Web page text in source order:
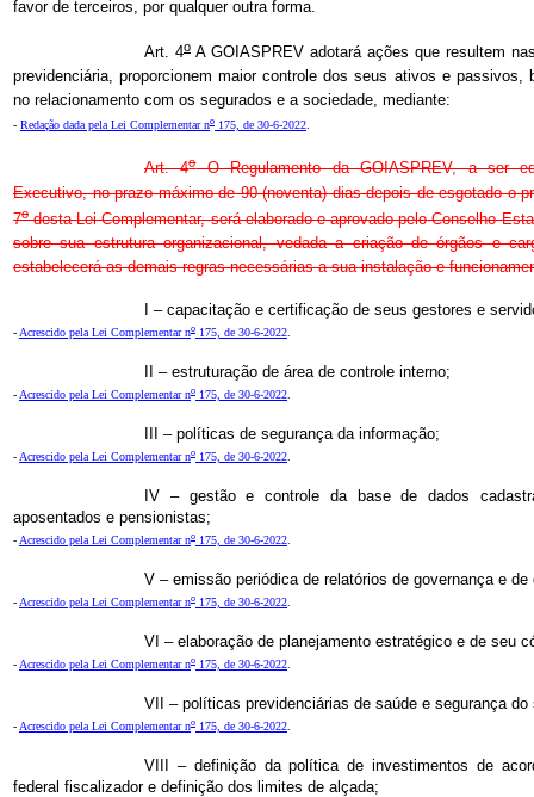
favor de terceiros, por qualquer outra forma.
Art. 4o A GOIASPREV adotará ações que resultem
previdenciária, proporcionem maior controle dos seus ativos e passivos,
no relacionamento com os segurados e a sociedade, mediante:
- Redação dada pela Lei Complementar no 175, de 30-6-2022
Art. 4oO Regulamento da GOIASPREV, a ser
Executivo, no prazo máximo de 90 (noventa) dias depois de esgotado o
7odesta Lei Complementar, será elaborado e aprovado pelo Conselho
sobre sua estrutura organizacional, vedada a criação de órgãos e
estabelecerá as demais regras necessárias a sua instalação e
I – capacitação e certificação de seus gestores e
- Acrescido pela Lei Complementar no 175, de 30-6-2022
II – estruturação de área de controle interno;
- Acrescido pela Lei Complementar no 175, de 30-6-2022
III – políticas de segurança da informação;
- Acrescido pela Lei Complementar no 175, de 30-6-2022
IV – gestão e controle da base de dados
aposentados e pensionistas;
- Acrescido pela Lei Complementar no 175, de 30-6-2022
V – emissão periódica de relatórios de governança e de
- Acrescido pela Lei Complementar no 175, de 30-6-2022
VI – elaboração de planejamento estratégico e de seu
- Acrescido pela Lei Complementar no 175, de 30-6-2022
VII – políticas previdenciárias de saúde e segurança do
- Acrescido pela Lei Complementar no 175, de 30-6-2022
VIII – definição da política de investimentos de
federal fiscalizador e definição dos limites de alçada;